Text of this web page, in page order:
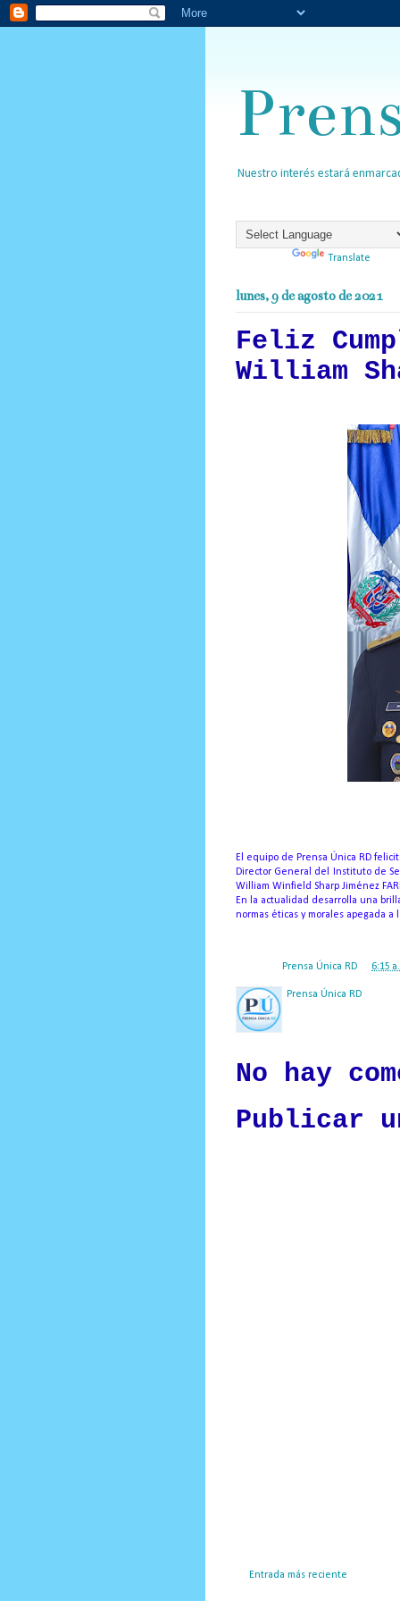
Nuestro interés estará
Translate
lunes, 9 de agosto de 2021
Feliz
William
El equipo de Prensa Única RD
Director General del Instituto de
William Winfield Sharp Jiménez
En la actualidad desarrolla una
normas éticas y morales apegada
Prensa Única RD 6:15
Prensa Única RD
No hay
Publicar
Entrada más reciente